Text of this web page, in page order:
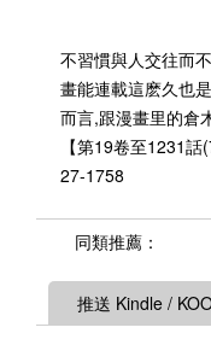
不習慣與人交往而
畫能連載這麽久也
而言,跟漫畫里的倉
【第19卷至1231話
27-1758
同類推薦：
推送 Kindle /